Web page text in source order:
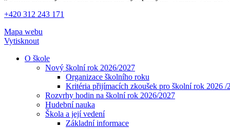
+420 312 243 171
Mapa webu
Vytisknout
O škole
Nový školní rok 2026/2027
Organizace školního roku
Kritéria přijímacích zkoušek pro školní rok 2026 /
Rozvrhy hodin na školní rok 2026/2027
Hudební nauka
Škola a její vedení
Základní informace